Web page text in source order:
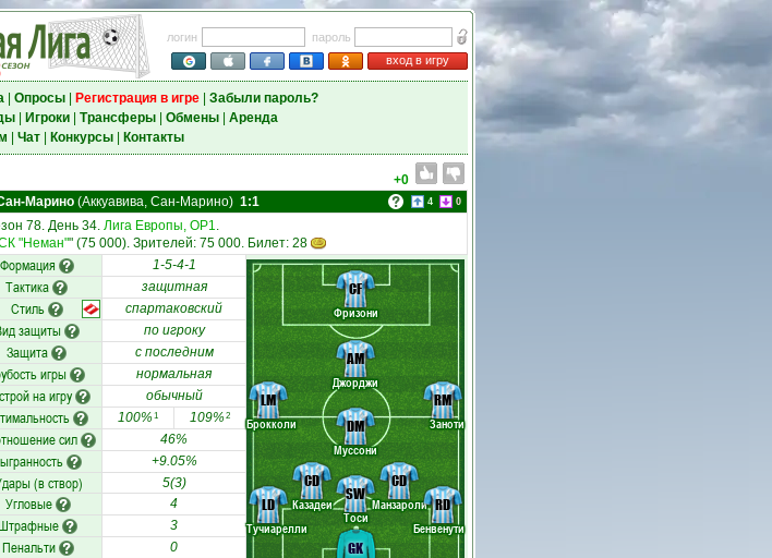
логин
пароль
вход в игру
| Опросы| Регистрация в игре| Забыли пароль?
| Игроки| Трансферы| Обмены| Аренда
Чат| Конкурсы| Контакты
+0
Марино(Аккуавива, Сан-Марино) 1:1 4 0
78. День 34. Лига Европы, ОР1.
"Неман"" (75 000). Зрителей: 75 000. Билет: 28
Формация 1-5-4-1
Тучиарелли
Тоси
Казадеи
Манзароли
Бенвенути
Брокколи
Муссони
Джорджи
Заноти
Фризони
GK
LD
SW
CD
CD
RD
LM
DM
AM
RM
CF
Тактика
защитная
Стиль
спартаковский
защиты
по игроку
Защита
с последним
игры
нормальная
на игру
обычный
100%1 109%2
сил
46%
+9.05%
(в створ)
5(3)
Угловые
4
3
Пенальти
0